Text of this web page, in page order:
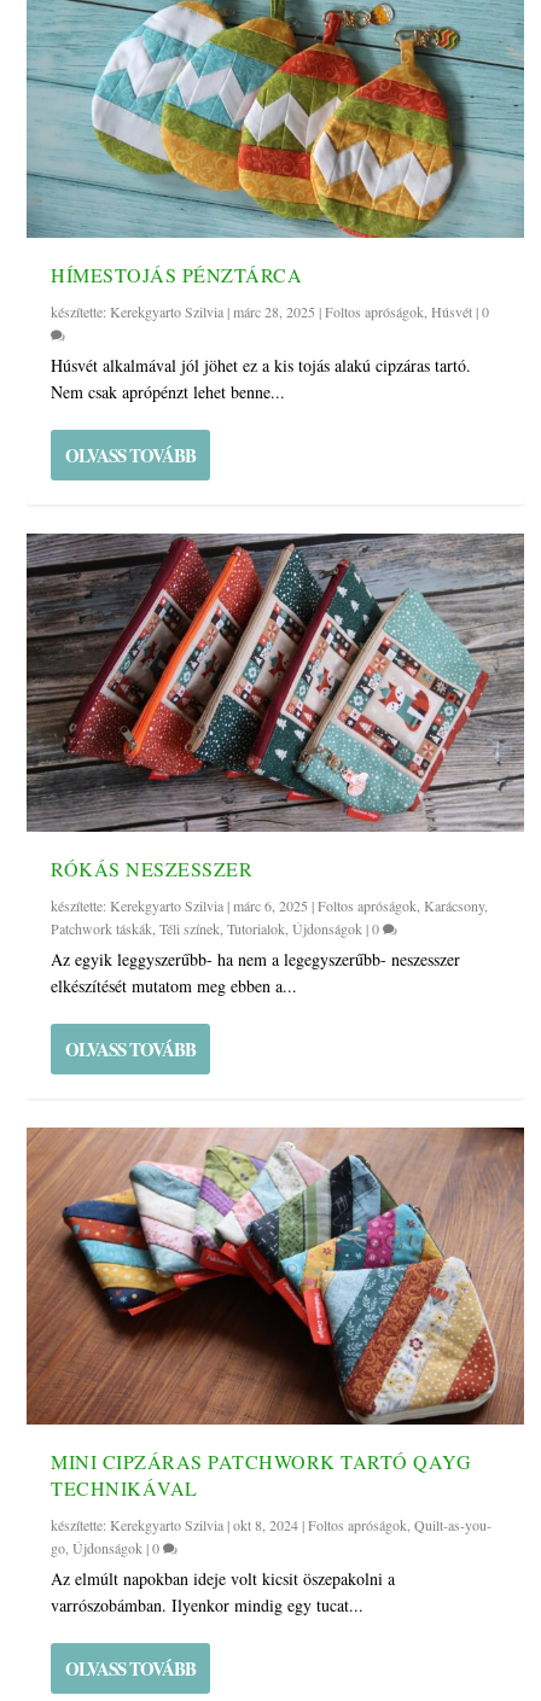
HÍMESTOJÁS PÉNZTÁRCA
készítette:Kerekgyarto Szilvia|márc 28, 2025 |Foltos apróságok ,Húsvét|0
Húsvét alkalmával jól jöhet ez a kis tojás alakú cipzáras tartó.
Nem csak aprópénzt lehet benne...
OLVASS TOVÁBB
RÓKÁS NESZESSZER
készítette:Kerekgyarto Szilvia|márc 6, 2025 |Foltos apróságok ,Karácsony,
Patchwork táskák ,Téli színek ,Tutorialok ,Újdonságok |0
Az egyik leggyszerűbb- ha nem a legegyszerűbb- neszesszer
elkészítését mutatom meg ebben a...
OLVASS TOVÁBB
MINI CIPZÁRAS PATCHWORK TARTÓ QAYG
TECHNIKÁVAL
készítette:Kerekgyarto Szilvia|okt 8, 2024|Foltos apróságok,Quilt-as-you-
go,Újdonságok|0
Az elmúlt napokban ideje volt kicsit öszepakolni a
varrószobámban. Ilyenkor mindig egy tucat...
OLVASS TOVÁBB